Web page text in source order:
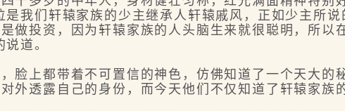
们轩辕家族的少主继承人轩辕戚风，正如少主所说
做投资，因为轩辕家族的人头脑生来就很聪明，所以
道。
上都带着不可置信的神色，仿佛知道了一个天大的秘
透露自己的身份，而今天他们不仅知道了轩辕家族